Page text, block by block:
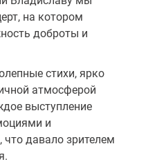
на котором
доброты и
стихи, ярко
атмосферой
выступление
и
что давало зрителем